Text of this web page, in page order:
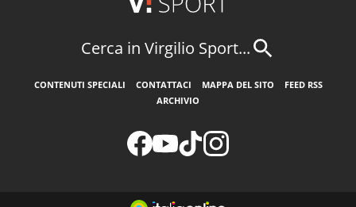
Cerca in Virgilio Sport...
CONTENUTI SPECIALI CONTATTACI MAPPA DEL SITO
FEED RSS
ARCHIVIO